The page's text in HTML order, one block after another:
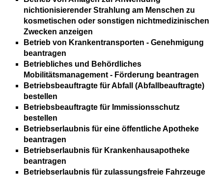
nichtionisierender Strahlung am Menschen zu
kosmetischen oder sonstigen nichtmedizinischen
Zwecken anzeigen
Betrieb von Krankentransporten - Genehmigung
beantragen
Betriebliches und Behördliches
Mobilitätsmanagement - Förderung beantragen
Betriebsbeauftragte für Abfall (Abfallbeauftragte)
bestellen
Betriebsbeauftragte für Immissionsschutz
bestellen
Betriebserlaubnis für eine öffentliche Apotheke
beantragen
Betriebserlaubnis für Krankenhausapotheke
beantragen
Betriebserlaubnis für zulassungsfreie Fahrzeuge